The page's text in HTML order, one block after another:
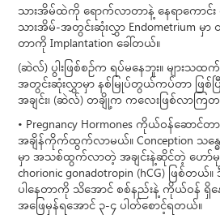
သားအိမ်ထဲကို ရောက်လာတာနဲ့ နေရာကော
သားအိမ်-အတွင်းဆုံးလွှာ Endometrium မှ
တာကို Implantation ခေါ်တယ်။
(ဆဲလ်) ပွါးဖြစ်စဉ်က ရပ်မနေဘူး။ များသထ
အတွင်းဆုံးလွှာမှာ နစ်မြုပ်တွယ်ကပ်တာ ဖြစ်
အချင်း၊ (ဆဲလ်) တချို့က ကလေးဖြစ်လာကြ
• Pregnancy Hormones ကိုယ်ဝန်ဆောင်တ
အချိန်ကိုက်ထွက်လာမယ်။ Conception သန္ဓေ
မှာ အသစ်ထွက်လာတဲ့ အချင်းနဲ့ဆိုင်တဲ့ ဟော်မုန်
chorionic gonadotropin (hCG) ဖြစ်တ
ပါနေတာကို သိအောင် စစ်နည်းနဲ့ ကိုယ်ဝန် ရှိန
အဖြေမှန်ရအောင် ၃-၄ ပါတ်စောင့်ရတယ်။